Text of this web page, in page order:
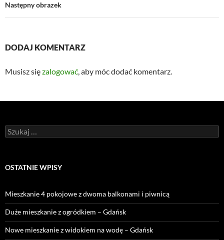
Następny obrazek
DODAJ KOMENTARZ
Musisz sięzalogować, aby móc dodać komentarz.
Szukaj:
OSTATNIE WPISY
Mieszkanie 4 pokojowe z dwoma balkonami i piwnicą
Duże mieszkanie z ogródkiem – Gdańsk
Nowe mieszkanie z widokiem na wodę – Gdańsk